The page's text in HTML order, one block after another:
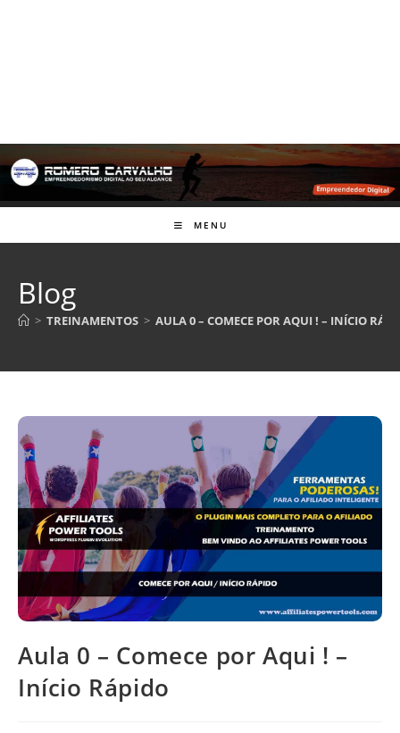
MENU
Blog
> TREINAMENTOS > AULA 0 – COMECE POR AQUI ! – INÍCIO
Aula 0 – Comece por Aqui ! –
Início Rápido